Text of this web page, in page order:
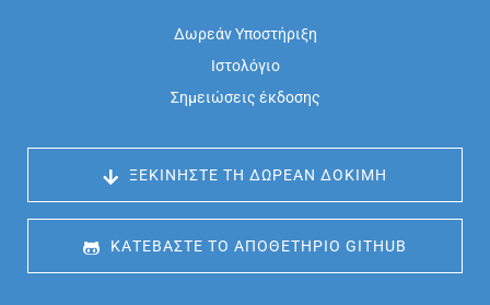
Δωρεάν Υποστήριξη
Ιστολόγιο
Σημειώσεις έκδοσης
ΞΕΚΙΝΉΣΤΕ ΤΗ ΔΩΡΕΆΝ ΔΟΚΙΜΉ
ΚΑΤΕΒΆΣΤΕ ΤΟ ΑΠΟΘΕΤΉΡΙΟ GITHUB